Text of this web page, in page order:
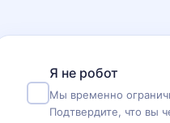
Я не робот
Мы временно
Подтвердите, что вы